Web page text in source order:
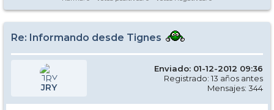
Re: Informando desde Tignes
JRY
Enviado: 01-12-2012 09:36
Registrado: 13 años antes
Mensajes: 344